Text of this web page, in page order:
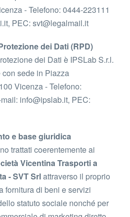
- Telefono: 0444-223111
PEC: svt@legalmail.it
dei Dati (RPD)
dei Dati è IPSLab S.r.l.
sede in Piazza
Vicenza - Telefono:
info@ipslab.it, PEC:
e base giuridica
trattati coerentemente ai
Vicentina Trasporti a
- SVT Srlattraverso il proprio
fornitura di beni e servizi
statuto sociale nonché per